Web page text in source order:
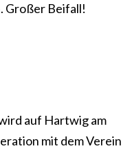
Großer Beifall!
auf Hartwig am
mit dem Verein